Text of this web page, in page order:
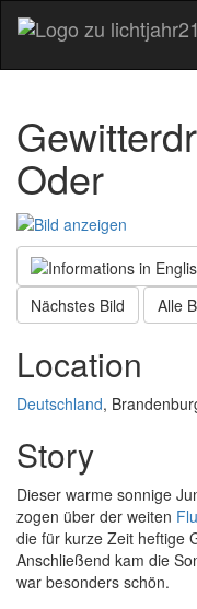
Oder
Nächstes Bild
Alle
Location
Deutschland,
Story
Dieser warme sonnige
zogen über der weiten
die für kurze Zeit heftige
Anschließend kam die
war besonders schön.